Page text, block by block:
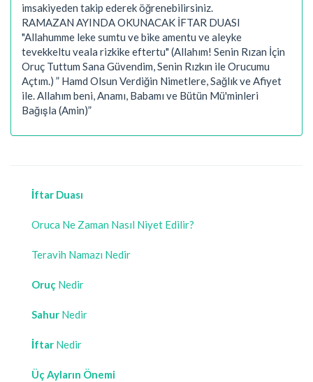
imsakiyeden takip ederek öğrenebilirsiniz.
RAMAZAN AYINDA OKUNACAK İFTAR DUASI
"Allahumme leke sumtu ve bike amentu ve aleyke
tevekkeltu veala rizkike eftertu" (Allahım! Senin Rızan İçin
Oruç Tuttum Sana Güvendim, Senin Rızkın ile Orucumu
Açtım.) ” Hamd Olsun Verdiğin Nimetlere, Sağlık ve Afiyet
ile. Allahım beni, Anamı, Babamı ve Bütün Mü'minleri
Bağışla (Amin)”
İftar Duası
Oruca Ne Zaman Nasıl Niyet Edilir?
Teravih Namazı Nedir
Oruç Nedir
Sahur Nedir
İftar Nedir
Üç Ayların Önemi